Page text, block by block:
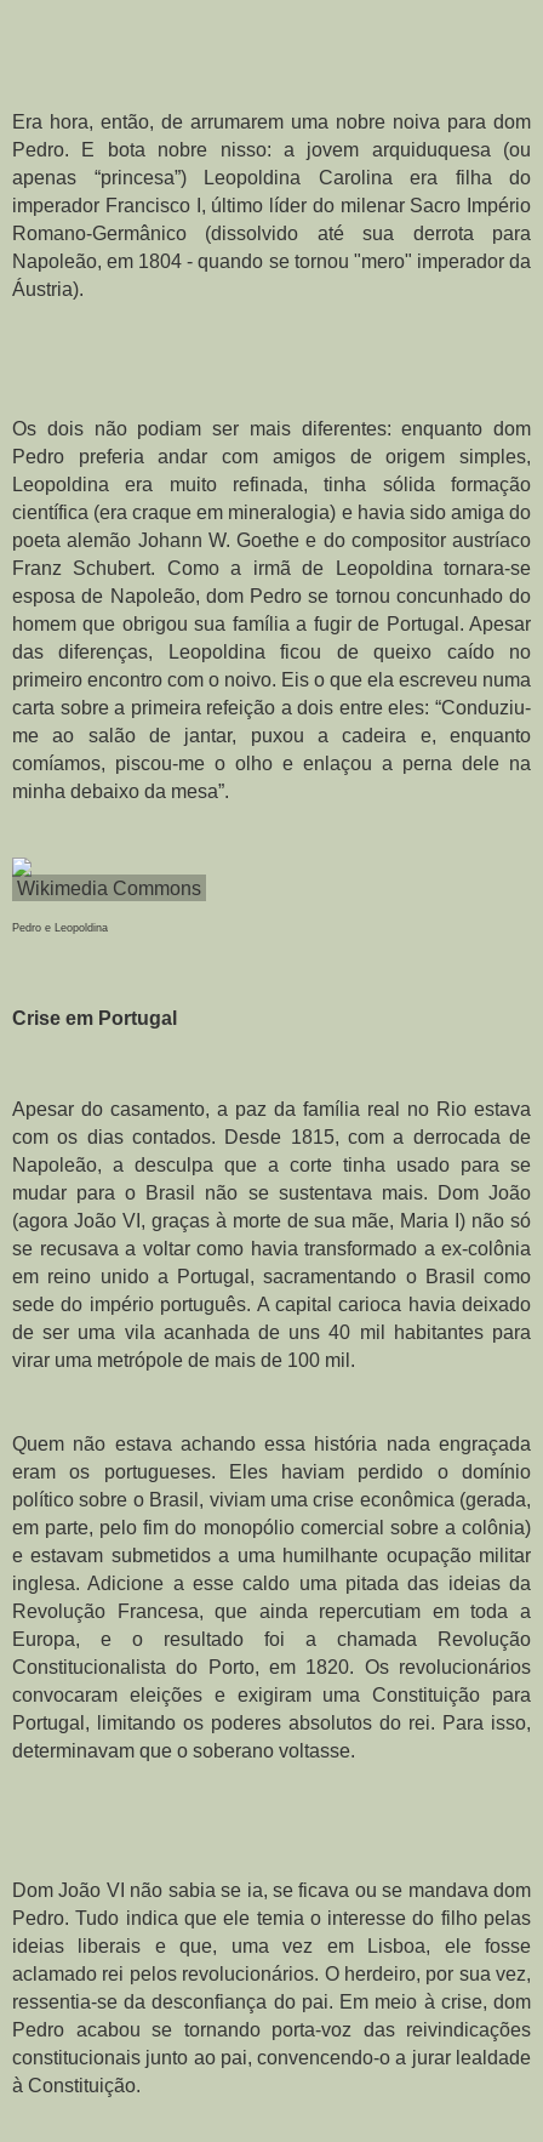
Era hora, então, de arrumarem uma nobre noiva para dom
Pedro. E bota nobre nisso: a jovem arquiduquesa (ou
apenas “princesa”) Leopoldina Carolina era filha do
imperador Francisco I, último líder do milenar Sacro Império
Romano-Germânico (dissolvido até sua derrota para
Napoleão, em 1804 - quando se tornou "mero" imperador da
Áustria).
Os dois não podiam ser mais diferentes: enquanto dom
Pedro preferia andar com amigos de origem simples,
Leopoldina era muito refinada, tinha sólida formação
científica (era craque em mineralogia) e havia sido amiga do
poeta alemão Johann W. Goethe e do compositor austríaco
Franz Schubert. Como a irmã de Leopoldina tornara-se
esposa de Napoleão, dom Pedro se tornou concunhado do
homem que obrigou sua família a fugir de Portugal. Apesar
das diferenças, Leopoldina ficou de queixo caído no
primeiro encontro com o noivo. Eis o que ela escreveu numa
carta sobre a primeira refeição a dois entre eles: “Conduziu-
me ao salão de jantar, puxou a cadeira e, enquanto
comíamos, piscou-me o olho e enlaçou a perna dele na
minha debaixo da mesa”.
Wikimedia Commons
Pedro e Leopoldina
Crise em Portugal
Apesar do casamento, a paz da família real no Rio estava
com os dias contados. Desde 1815, com a derrocada de
Napoleão, a desculpa que a corte tinha usado para se
mudar para o Brasil não se sustentava mais. Dom João
(agora João VI, graças à morte de sua mãe, Maria I) não só
se recusava a voltar como havia transformado a ex-colônia
em reino unido a Portugal, sacramentando o Brasil como
sede do império português. A capital carioca havia deixado
de ser uma vila acanhada de uns 40 mil habitantes para
virar uma metrópole de mais de 100 mil.
Quem não estava achando essa história nada engraçada
eram os portugueses. Eles haviam perdido o domínio
político sobre o Brasil, viviam uma crise econômica (gerada,
em parte, pelo fim do monopólio comercial sobre a colônia)
e estavam submetidos a uma humilhante ocupação militar
inglesa. Adicione a esse caldo uma pitada das ideias da
Revolução Francesa, que ainda repercutiam em toda a
Europa, e o resultado foi a chamada Revolução
Constitucionalista do Porto, em 1820. Os revolucionários
convocaram eleições e exigiram uma Constituição para
Portugal, limitando os poderes absolutos do rei. Para isso,
determinavam que o soberano voltasse.
Dom João VI não sabia se ia, se ficava ou se mandava dom
Pedro. Tudo indica que ele temia o interesse do filho pelas
ideias liberais e que, uma vez em Lisboa, ele fosse
aclamado rei pelos revolucionários. O herdeiro, por sua vez,
ressentia-se da desconfiança do pai. Em meio à crise, dom
Pedro acabou se tornando porta-voz das reivindicações
constitucionais junto ao pai, convencendo-o a jurar lealdade
à Constituição.